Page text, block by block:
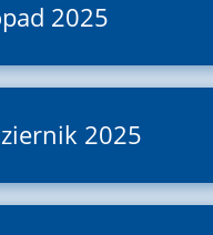
2025
2025